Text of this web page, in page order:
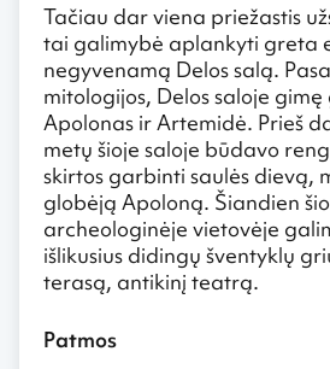
Tačiau dar viena priežastis
tai galimybė aplankyti greta
negyvenamą Delos salą.
mitologijos, Delos saloje
Apolonas ir Artemidė. Prieš
metų šioje saloje būdavo
skirtos garbinti saulės dievą,
globėją Apoloną. Šiandien
archeologinėje vietovėje
išlikusius didingų šventyklų
terasą, antikinį teatrą.
Patmos